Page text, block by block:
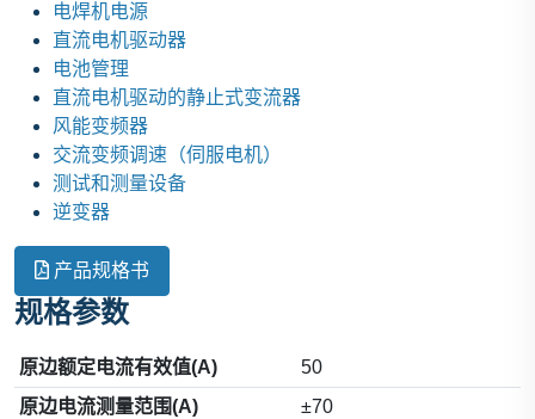
电焊机电源
直流电机驱动器
电池管理
直流电机驱动的静止式变流器
风能变频器
交流变频调速（伺服电机）
测试和测量设备
逆变器
产品规格书
规格参数
原边额定电流有效值(A)
50
原边电流测量范围(A)
±70